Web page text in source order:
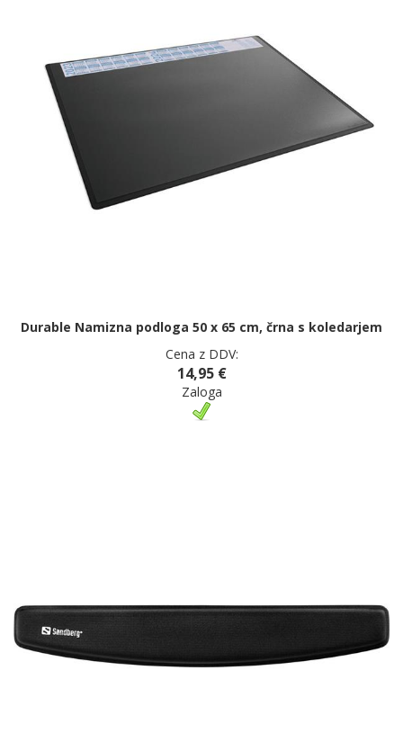
Durable Namizna podloga 50 x 65 cm, črna s koledarjem
Cena z DDV:
14,95 €
Zaloga